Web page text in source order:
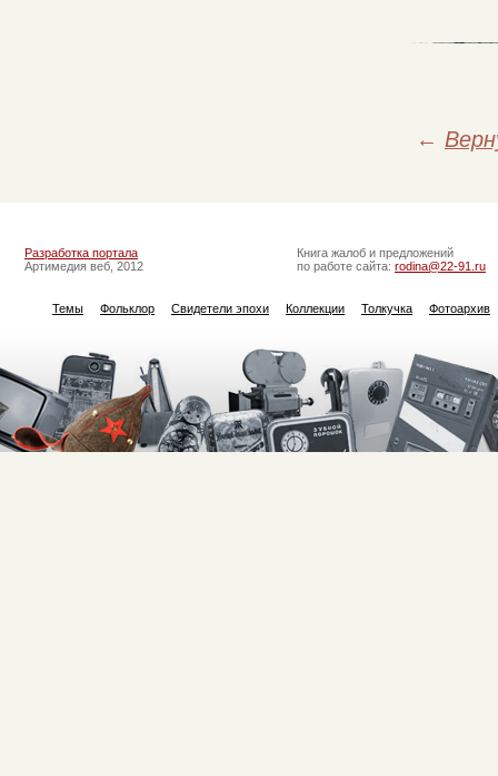
←
Разработка портала
Артимедия веб, 2012
Книга жалоб и предложений
по работе сайта: rodina@22-91.ru
Темы Фольклор Свидетели эпохи Коллекции Толкучка Фотоархив